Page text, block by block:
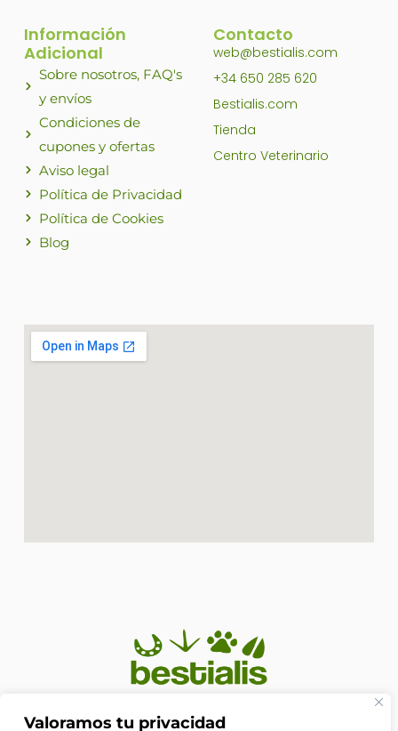
Valoramos tu privacidad
En Bestialis unimos calidad, confianza y pasión por los
Información
Adicional
Sobre nosotros, FAQ's
y envíos
Condiciones de
cupones y ofertas
Aviso legal
Política de Privacidad
Política de Cookies
Blog
Contacto
web@bestialis.com
+34 650 285 620
Bestialis.com
Tienda
Centro Veterinario